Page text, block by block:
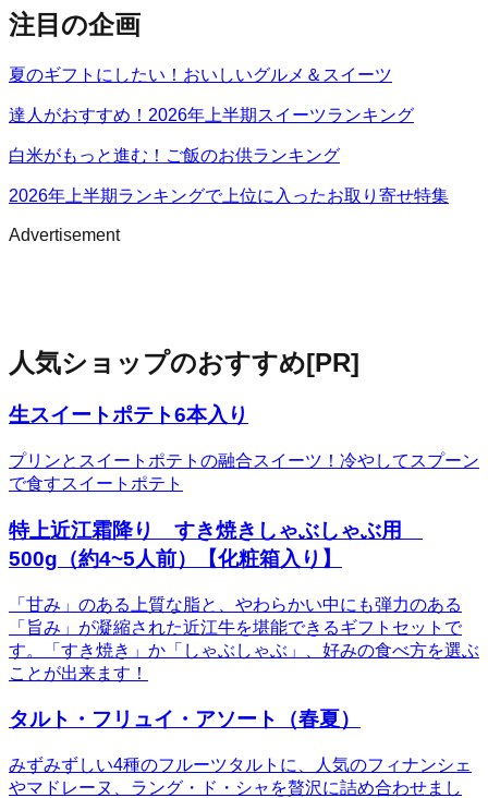
注目の企画
夏のギフトにしたい！おいしいグルメ＆スイーツ
達人がおすすめ！2026年上半期スイーツランキング
白米がもっと進む！ご飯のお供ランキング
2026年上半期ランキングで上位に入ったお取り寄せ特集
Advertisement
人気ショップのおすすめ[PR]
生スイートポテト6本入り
プリンとスイートポテトの融合スイーツ！冷やしてスプーン
で食すスイートポテト
特上近江霜降り すき焼きしゃぶしゃぶ用
500g（約4~5人前）【化粧箱入り】
「甘み」のある上質な脂と、やわらかい中にも弾力のある
「旨み」が凝縮された近江牛を堪能できるギフトセットで
す。「すき焼き」か「しゃぶしゃぶ」、好みの食べ方を選ぶ
ことが出来ます！
タルト・フリュイ・アソート（春夏）
みずみずしい4種のフルーツタルトに、人気のフィナンシェ
やマドレーヌ、ラング・ド・シャを贅沢に詰め合わせまし